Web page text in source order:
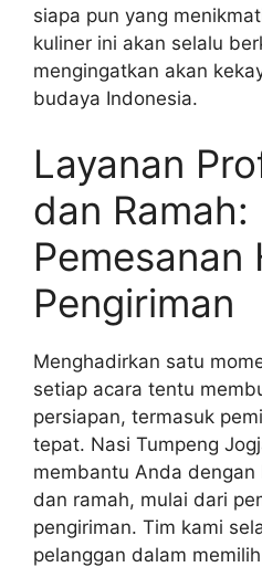
siapa pun yang
kuliner ini akan selalu
mengingatkan akan
budaya Indonesia.
Layanan
dan Ramah:
Pemesanan
Pengiriman
Menghadirkan satu
setiap acara tentu
persiapan, termasuk
tepat. Nasi Tumpeng
membantu Anda dengan
dan ramah, mulai dari
pengiriman. Tim kami
pelanggan dalam